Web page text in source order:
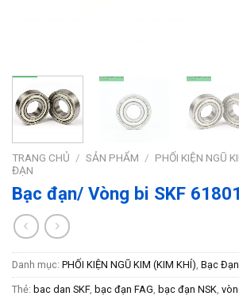
TRANG CHỦ / SẢN PHẨM / PHỐI KIỆN NGŨ
ĐẠN
Bạc đạn/ Vòng bi SKF 61801
Danh mục: PHỐI KIỆN NGŨ KIM (KIM KHÍ) Bạc Đạn
Thẻ: bac dan SKF, bạc đạn FAG bạc đạn NSK